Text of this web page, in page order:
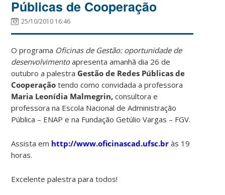
Públicas de Cooperação
25/10/2010 16:46
O programa Oficinas de Gestão: oportunidade de
desenvolvimentoapresenta amanhã dia 26 de
outubro a palestra Gestão de Redes Públicas de
Cooperação tendo como convidada a professora
Maria Leonídia Malmegrin, consultora e
professora na Escola Nacional de Administração
Pública – ENAP e na Fundação Getúlio Vargas – FGV.
Assista em http://www.oficinascad.ufsc.br às 19
horas.
Excelente palestra para todos!